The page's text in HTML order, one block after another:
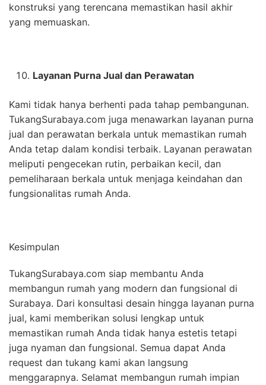
konstruksi yang terencana memastikan hasil akhir
yang memuaskan.
Layanan Purna Jual dan Perawatan
Kami tidak hanya berhenti pada tahap pembangunan.
TukangSurabaya.com juga menawarkan layanan purna
jual dan perawatan berkala untuk memastikan rumah
Anda tetap dalam kondisi terbaik. Layanan perawatan
meliputi pengecekan rutin, perbaikan kecil, dan
pemeliharaan berkala untuk menjaga keindahan dan
fungsionalitas rumah Anda.
Kesimpulan
TukangSurabaya.com siap membantu Anda
membangun rumah yang modern dan fungsional di
Surabaya. Dari konsultasi desain hingga layanan purna
jual, kami memberikan solusi lengkap untuk
memastikan rumah Anda tidak hanya estetis tetapi
juga nyaman dan fungsional. Semua dapat Anda
request dan tukang kami akan langsung
menggarapnya. Selamat membangun rumah impian